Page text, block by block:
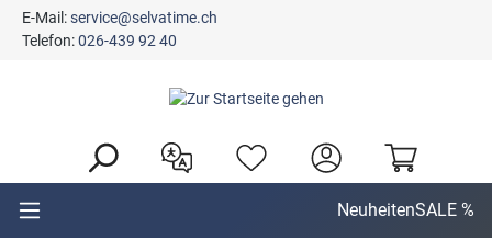
springen
E-Mail:service@selvatime.ch
Telefon:026-439 92 40
NeuheitenSALE %